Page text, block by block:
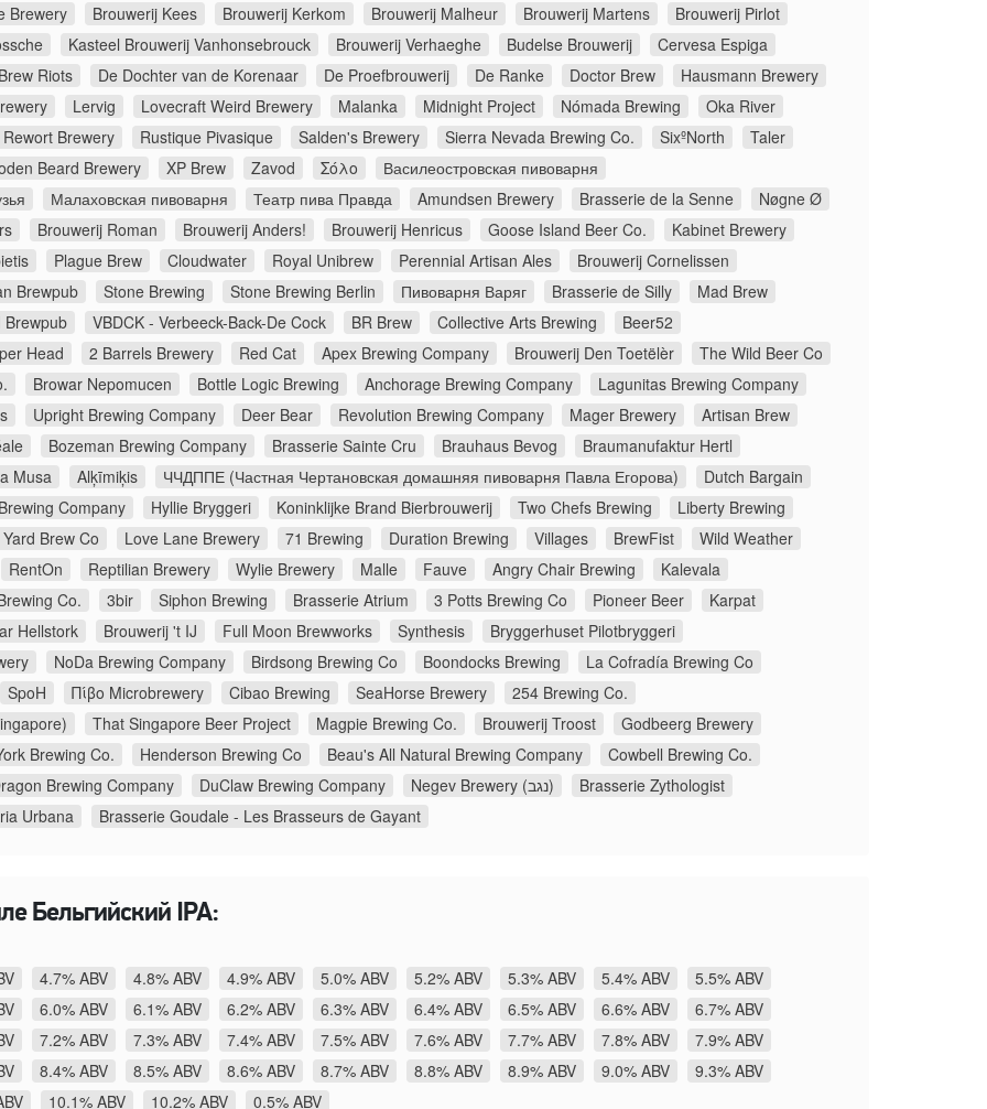
Brewery Brouwerij Kees Brouwerij Kerkom Brouwerij Malheur Brouwerij Martens
Brouwerij Pirlot
Kasteel Brouwerij Vanhonsebrouck Brouwerij Verhaeghe Budelse Brouwerij
Cervesa Espiga
Riots De Dochter van de Korenaar De Proefbrouwerij De Ranke Doctor Brew
Hausmann Brewery
Lervig Lovecraft Weird Brewery Malanka Midnight Project Nómada Brewing
Oka River
Rewort Brewery Rustique Pivasique Salden's Brewery Sierra Nevada Brewing Co. SixºNorth
Taler
Beard Brewery XP Brew Zavod Σόλο
Василеостровская пивоварня
Малаховская пивоварня Театр пива Правда Amundsen Brewery Brasserie de la Senne
Nøgne Ø
Brouwerij Roman Brouwerij Anders! Brouwerij Henricus Goose Island Beer Co.
Kabinet Brewery
Plague Brew Cloudwater Royal Unibrew Perennial Artisan Ales
Brouwerij Cornelissen
Brewpub Stone Brewing Stone Brewing Berlin Пивоварня Варяг Brasserie de Silly
Mad Brew
Brewpub VBDCK - Verbeeck-Back-De Cock BR Brew Collective Arts Brewing
Beer52
Head 2 Barrels Brewery Red Cat Apex Brewing Company Brouwerij Den Toetëlèr
The Wild Beer Co
Browar Nepomucen Bottle Logic Brewing Anchorage Brewing Company
Lagunitas Brewing Company
Upright Brewing Company Deer Bear Revolution Brewing Company Mager Brewery
Artisan Brew
Bozeman Brewing Company Brasserie Sainte Cru Brauhaus Bevog
Braumanufaktur Hertl
Musa Alķīmiķis ЧЧДППЕ (Частная Чертановская домашняя пивоварня Павла Егорова)
Dutch Bargain
Company Hyllie Bryggeri Koninklijke Brand Bierbrouwerij Two Chefs Brewing
Liberty Brewing
Brew Co Love Lane Brewery 71 Brewing Duration Brewing Villages BrewFist
Wild Weather
RentOn Reptilian Brewery Wylie Brewery Malle Fauve Angry Chair Brewing
Kalevala
Co. 3bir Siphon Brewing Brasserie Atrium 3 Potts Brewing Co Pioneer Beer
Karpat
Hellstork Brouwerij 't IJ Full Moon Brewworks Synthesis
Bryggerhuset Pilotbryggeri
NoDa Brewing Company Birdsong Brewing Co Boondocks Brewing
La Cofradía Brewing Co
SpoH Πίβο Microbrewery Cibao Brewing SeaHorse Brewery
254 Brewing Co.
That Singapore Beer Project Magpie Brewing Co. Brouwerij Troost
Godbeerg Brewery
Brewing Co. Henderson Brewing Co Beau's All Natural Brewing Company
Cowbell Brewing Co.
Brewing Company DuClaw Brewing Company Negev Brewery (נגב)
Brasserie Zythologist
Urbana Brasserie Goudale - Les Brasseurs de Gayant
Бельгийский IPA:
4.7% ABV 4.8% ABV 4.9% ABV 5.0% ABV 5.2% ABV 5.3% ABV 5.4% ABV
5.5% ABV
6.0% ABV 6.1% ABV 6.2% ABV 6.3% ABV 6.4% ABV 6.5% ABV 6.6% ABV
6.7% ABV
7.2% ABV 7.3% ABV 7.4% ABV 7.5% ABV 7.6% ABV 7.7% ABV 7.8% ABV
7.9% ABV
8.4% ABV 8.5% ABV 8.6% ABV 8.7% ABV 8.8% ABV 8.9% ABV 9.0% ABV
9.3% ABV
10.1% ABV 10.2% ABV 0.5% ABV